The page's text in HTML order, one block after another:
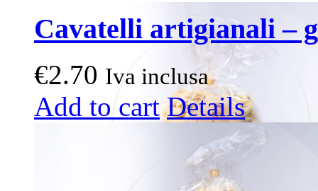
Cavatelli artigianali –
€2.70 Iva inclusa
Add to cart Details